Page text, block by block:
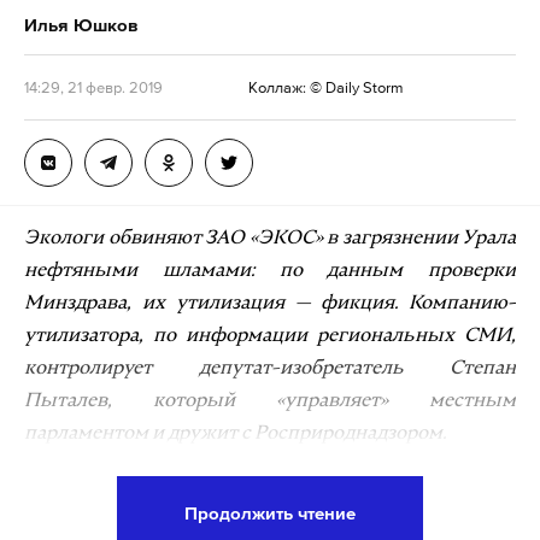
Илья Юшков
14:29, 21 февр. 2019 Коллаж: © Daily Storm
Экологи обвиняют ЗАО «ЭКОС» в загрязнении Урала
нефтяными шламами: по данным проверки
Минздрава, их утилизация — фикция. Компанию-
утилизатора, по информации региональных СМИ,
контролирует депутат-изобретатель Степан
Пыталев, который «управляет» местным
парламентом и дружит с Росприроднадзором.
Продолжить чтение